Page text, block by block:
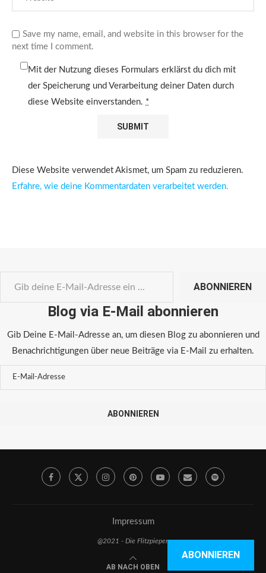
Save my name, email, and website in this browser for the
next time I comment.
Mit der Nutzung dieses Formulars erklärst du dich mit
der Speicherung und Verarbeitung deiner Daten durch
diese Website einverstanden. *
Diese Website verwendet Akismet, um Spam zu reduzieren.
Erfahre, wie deine Kommentardaten verarbeitet werden.
ABONNIEREN
Blog via E-Mail abonnieren
Gib Deine E-Mail-Adresse an, um diesen Blog zu abonnieren und
Benachrichtigungen über neue Beiträge via E-Mail zu erhalten.
ABONNIEREN
Impressum
@2021 - Die Flitzpiepen
AB NACH OBEN
ABONNIEREN